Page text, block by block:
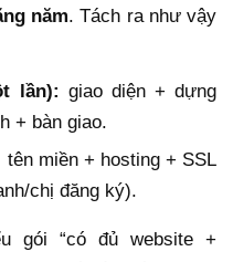
năm. Tách ra như vậy
lần): giao diện + dựng
+ bàn giao.
tên miền + hosting + SSL
chị đăng ký).
gói “có đủ website +